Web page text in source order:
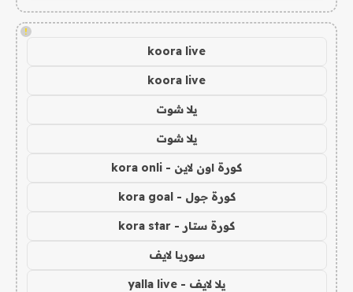
!
koora live
koora live
يلا شوت
يلا شوت
كورة اون لاين - kora onli
كورة جول - kora goal
كورة ستار - kora star
سوريا لايف
يلا لايف - yalla live